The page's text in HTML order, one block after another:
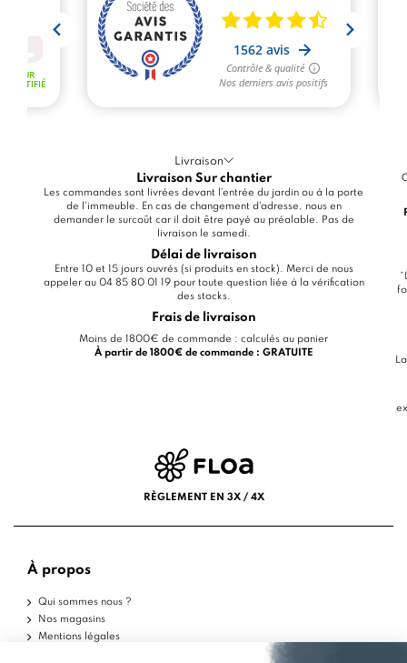
Livraison
Livraison Sur chantier
Les commandes sont livrées devant l'entrée du jardin ou à la porte
de l'immeuble. En cas de changement d'adresse, nous en
demander le surcoût car il doit être payé au préalable. Pas de
livraison le samedi.
Délai de livraison
Entre 10 et 15 jours ouvrés (si produits en stock). Merci de nous
appeler au 04 85 80 01 19 pour toute question liée à la vérification
des stocks.
Frais de livraison
Moins de 1800€ de commande : calculés au panier
À partir de 1800€ de commande : GRATUITE
RÈGLEMENT EN 3X / 4X
À propos
Qui sommes nous ?
Nos magasins
Mentions légales